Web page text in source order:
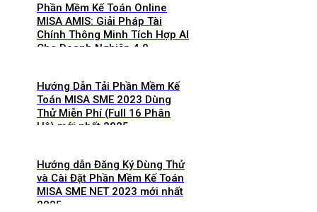
Phần Mềm Kế Toán Online
MISA AMIS: Giải Pháp Tài
Chính Thông Minh Tích Hợp AI
Cho Doanh Nghiệp 4.0
Hướng Dẫn Tải Phần Mềm Kế
Toán MISA SME 2023 Dùng
Thử Miễn Phí (Full 16 Phân
Hệ) mới nhất 2025
Hướng dẫn Đăng Ký Dùng Thử
và Cài Đặt Phần Mềm Kế Toán
MISA SME NET 2023 mới nhất
2025